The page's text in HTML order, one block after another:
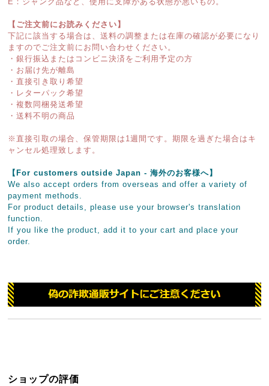
【ご注文前にお読みください】
下記に該当する場合は、送料の調整または在庫の確認が必要になり
ますのでご注文前にお問い合わせください。
・銀行振込またはコンビニ決済をご利用予定の方
・お届け先が離島
・直接引き取り希望
・レターパック希望
・複数同梱発送希望
・送料不明の商品
※直接引取の場合、保管期限は1週間です。期限を過ぎた場合はキ
ャンセル処理致します。
【For customers outside Japan - 海外のお客様へ】
We also accept orders from overseas and offer a variety of
payment methods.
For product details, please use your browser's translation
function.
If you like the product, add it to your cart and place your
order.
ショップの評価